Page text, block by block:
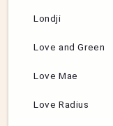
Londji
Love and Green
Love Mae
Love Radius